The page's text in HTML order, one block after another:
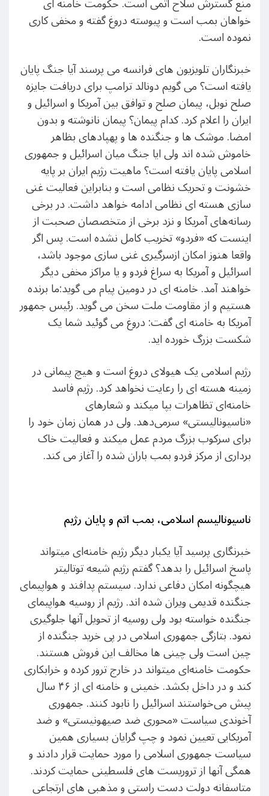
خواهان بمب است و پیوسته دروغ گفته و مخفی کاری
نموده است.
خبرنگاران تلویزیون های فرانسه می پرسند آیا جنگ پایان
یافته است؟ می گویم دونالد ترامپ برای دریافت جایزه
صلح نوبل، پیمان صلح و توافق بین آمریکا و اسرائیل و
ایران را اعلام کرد. کدام پیمان؟ پیمان نانوشته و بدون
امضا. موشک ها و جنگنده ها و پهپادهای بظاهر
خاموش شده اند ولی ایا جنگ میان اسرائیل و جمهوری
اسلامی پایان یافته است؟ ماهیت رژیم ایران بر پایه
خشونت و تحریک نظامی است و بنابراین فعالیت غنی
سازی هسته ای نظامی ادامه خواهد داشت. در برخی
رسانه‌های آمریکا و نزد برخی از متخصصان صحبت از
اینست که «فردو» تخریب کامل نشده است. پس اگر
واقعا هنوز امکان ازسرگیری غنی سازی موجود باشد،
اسرائیل و آمریکا به سراغ فردو و یا مراکز مخفی دیگر
خواهند آمد. خامنه ای در دومین پیام می گوید:ما برنده
هستیم و از مقاومت ملت سخن می گوید. رئیس جمهور
آمریکا به خامنه ای گفت: دروغ می گوئید شما یک
شکست بزرگ خورده اید.
رژیم اسلامی یک هیولای دروغ است و هیچ پیمانی در
زمینه هسته ای را رعایت نخواهد کرد. رژیم فاسد
خامنه‌ای تظاهرات بپا میکند و شعارهای
«ناسیونالیستی» سرمی‌دهد. ولی در همان زمان خود را
برای سرکوب بزرگ مردم عمل میکند و فعالیت خاک
برداری از مرکز فردو بمب باران شده را آغاز می کند.
ناسیونالیسم اسلامی، بمب اتم و پایان رژیم
خبرنگاری پرسید آیا یکبار دیگر رژیم خامنه‌ای میتواند
پاسخ اسرائیل را بدهد؟ گفتم رژیم شیعه توتالیتر
هیچگونه امکان دفاعی ندارد. سیستم پدافند و هواپیمای
جنگنده قدیمی ویران شده اند. رژیم از روسیه هواپیمای
جنگنده خواسته بود ولی روسیه از تحویل آنها جلوگیری
نمود. بتازگی جمهوری اسلامی در پی خرید جنگنده از
چین است ولی چینی ها مخالف این فروش هستند.
حکومت خامنه‌ای میتواند در خارج ترور کرده و خرابکاری
کند و در داخل بکشد. خمینی و خامنه ای از ۴۶ سال
پیش می‌خواستند اسرائیل را نابود کنند. جمهوری
آخوندی سیاست «محوری ضد صیهونیستی» و ضد
آمریکایی تعیین نمود و چپ گرایان بسیاری همین
سیاست جمهوری اسلامی را مورد حمایت قرار دادند و
همگی آنها از تروریست های فلسطینی حمایت کردند.
متاسفانه دولت دست راستی و مذهبی های ارتجاعی